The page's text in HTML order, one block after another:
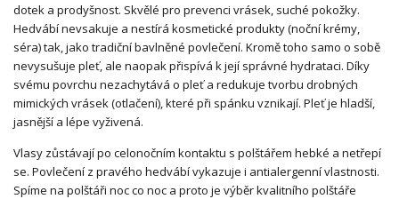
dotek a prodyšnost. Skvělé pro prevenci vrásek, suché pokožky.
Hedvábí nevsakuje a nestírá kosmetické produkty (noční krémy,
séra) tak, jako tradiční bavlněné povlečení. Kromě toho samo o sobě
nevysušuje pleť, ale naopak přispívá k její správné hydrataci. Díky
svému povrchu nezachytává o pleť a redukuje tvorbu drobných
mimických vrásek (otlačení), které při spánku vznikají. Pleť je hladší,
jasnější a lépe vyživená.
Vlasy zůstávají po celonočním kontaktu s polštářem hebké a netřepí
se. Povlečení z pravého hedvábí vykazuje i antialergenní vlastnosti.
Spíme na polštáři noc co noc a proto je výběr kvalitního polštáře